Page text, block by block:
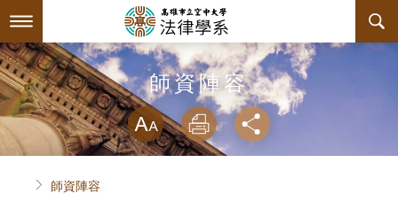
到
要
內
容
最新消息
系所簡介
系主任介紹
關於本系
師資陣容
課程規劃
師資陣容
放大
列印
首頁師資陣容